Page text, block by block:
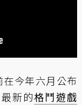
今年六月公布
新的格鬥遊戲